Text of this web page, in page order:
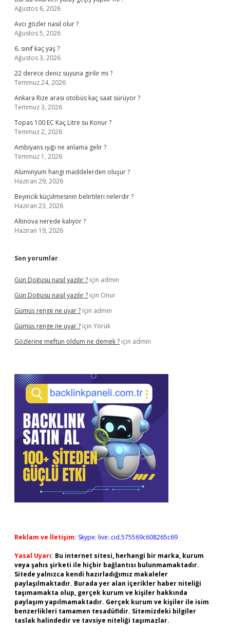
Ağustos 6, 2026
Avcı gözler nasıl olur ?
Ağustos 5, 2026
6. sınıf kaç yaş ?
Ağustos 3, 2026
22 derece deniz suyuna girilir mi ?
Temmuz 24, 2026
Ankara Rize arası otobüs kaç saat sürüyor ?
Temmuz 3, 2026
Topas 100 EC Kaç Litre su Konur ?
Temmuz 2, 2026
Ambiyans ışığı ne anlama gelir ?
Temmuz 1, 2026
Alüminyum hangi maddelerden oluşur ?
Haziran 29, 2026
Beyincik küçülmesinin belirtileri nelerdir ?
Haziran 23, 2026
Altınova nerede kalıyor ?
Haziran 19, 2026
Son yorumlar
Gün Doğusu nasıl yazılır ? için admin
Gün Doğusu nasıl yazılır ? için Onur
Gümüş renge ne uyar ? için admin
Gümüş renge ne uyar ? için Yörük
Gözlerine meftun oldum ne demek ? için admin
Reklam ve İletişim: Skype: live:.cid.575569c608265c69
Yasal Uyarı: Bu internet sitesi, herhangi bir marka, kurum
veya şahıs şirketi ile hiçbir bağlantısı bulunmamaktadır.
Sitede yalnızca kendi hazırladığımız makaleler
paylaşılmaktadır. Burada yer alan içerikler haber niteliği
taşımamakta olup, gerçek kurum ve kişiler hakkında
paylaşım yapılmamaktadır. Gerçek kurum ve kişiler ile isim
benzerlikleri tamamen tesadüfidir. Sitemizdeki bilgiler
taslak halindedir ve tavsiye niteliği taşımazlar.